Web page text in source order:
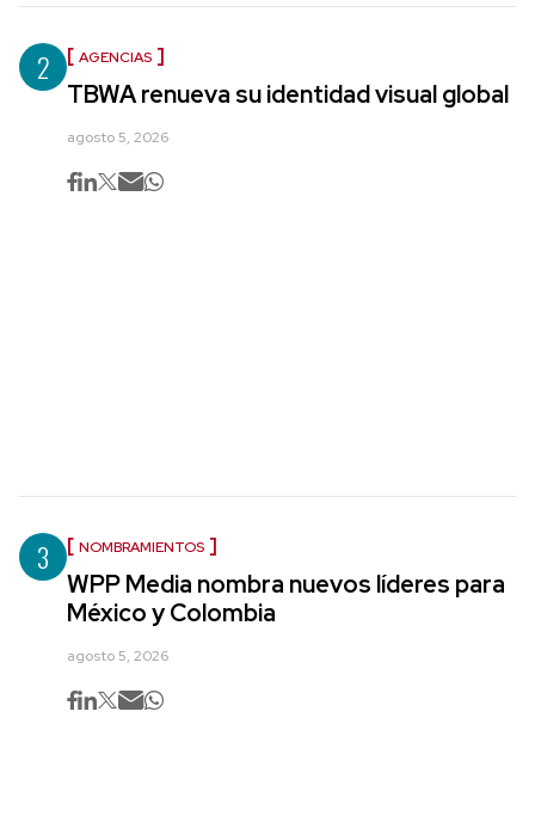
2 AGENCIAS
TBWA renueva su identidad visual global
agosto 5, 2026
3 NOMBRAMIENTOS
WPP Media nombra nuevos líderes para
México y Colombia
agosto 5, 2026